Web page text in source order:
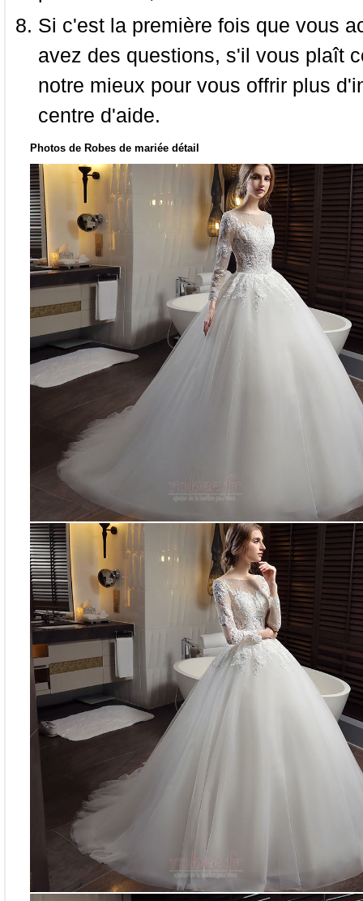
Si c'est la première fois que vous
avez des questions, s'il vous plaît
notre mieux pour vous offrir plus
centre d'aide.
Photos de Robes de mariée détail